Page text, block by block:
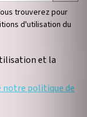
trouverez pour
d'utilisation du
et la
notre politique de